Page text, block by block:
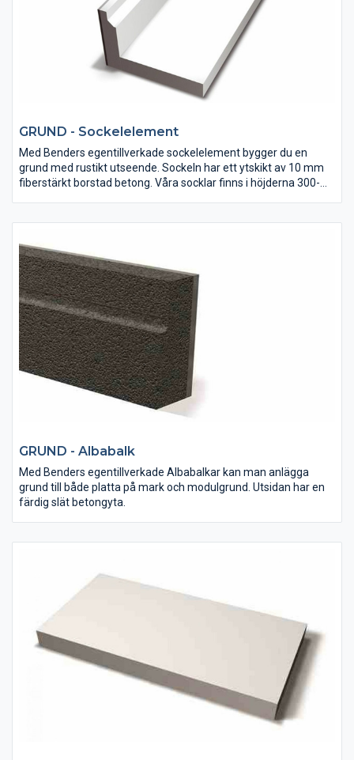
GRUND - Sockelelement
Med Benders egentillverkade sockelelement bygger du en
grund med rustikt utseende. Sockeln har ett ytskikt av 10 mm
fiberstärkt borstad betong. Våra socklar finns i höjderna 300-
GRUND - Albabalk
Med Benders egentillverkade Albabalkar kan man anlägga
grund till både platta på mark och modulgrund. Utsidan har en
färdig slät betongyta.